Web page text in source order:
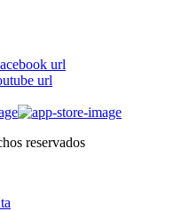
reservados